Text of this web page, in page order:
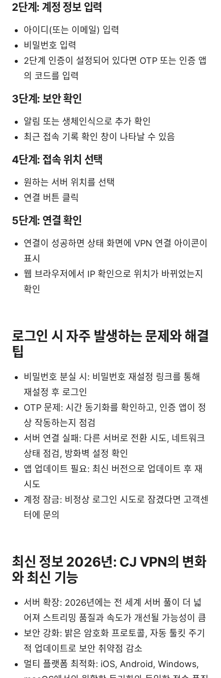
2단계: 계정 정보 입력
아이디(또는 이메일) 입력
비밀번호 입력
2단계 인증이 설정되어 있다면 OTP 또는 인증 앱
의 코드를 입력
3단계: 보안 확인
알림 또는 생체인식으로 추가 확인
최근 접속 기록 확인 창이 나타날 수 있음
4단계: 접속 위치 선택
원하는 서버 위치를 선택
연결 버튼 클릭
5단계: 연결 확인
연결이 성공하면 상태 화면에 VPN 연결 아이콘이
표시
웹 브라우저에서 IP 확인으로 위치가 바뀌었는지
확인
로그인 시 자주 발생하는 문제와 해결
팁
비밀번호 분실 시: 비밀번호 재설정 링크를 통해
재설정 후 로그인
OTP 문제: 시간 동기화를 확인하고, 인증 앱이 정
상 작동하는지 점검
서버 연결 실패: 다른 서버로 전환 시도, 네트워크
상태 점검, 방화벽 설정 확인
앱 업데이트 필요: 최신 버전으로 업데이트 후 재
시도
계정 잠금: 비정상 로그인 시도로 잠겼다면 고객센
터에 문의
최신 정보 2026년: CJ VPN의 변화
와 최신 기능
서버 확장: 2026년에는 전 세계 서버 풀이 더 넓
어져 스트리밍 품질과 속도가 개선될 가능성이 큼
보안 강화: 밝은 암호화 프로토콜, 자동 툴킷 주기
적 업데이트로 보안 취약점 감소
멀티 플랫폼 최적화: iOS, Android, Windows,